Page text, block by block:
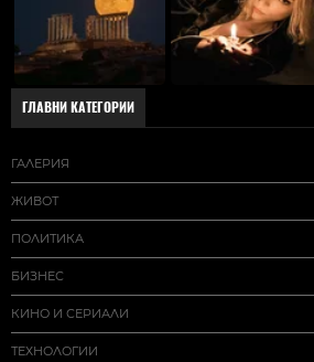
ГЛАВНИ КАТЕГОРИИ
ГАЛЕРИЯ
ЖИВОТ
ПОЛИТИКА
БИЗНЕС
КИНО И СЕРИАЛИ
ТЕХНОЛОГИИ